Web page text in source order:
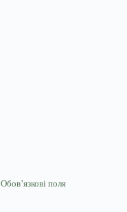
Обов’язкові поля